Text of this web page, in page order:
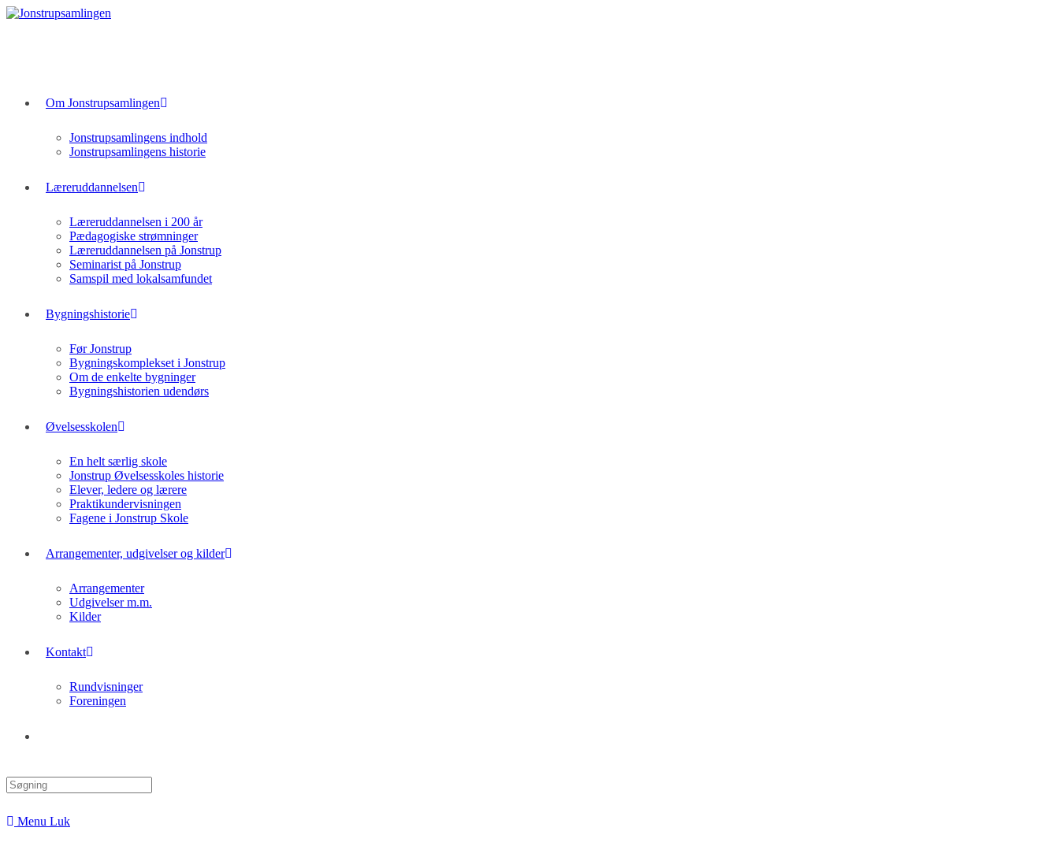
Skip
Om Jonstrupsamlingen
Jonstrupsamlingens indhold
Jonstrupsamlingens historie
Læreruddannelsen
Læreruddannelsen i 200 år
Pædagogiske strømninger
Læreruddannelsen på Jonstrup
Seminarist på Jonstrup
Samspil med lokalsamfundet
Bygningshistorie
Før Jonstrup
Bygningskomplekset i Jonstrup
Om de enkelte bygninger
Bygningshistorien udendørs
Øvelsesskolen
En helt særlig skole
Jonstrup Øvelsesskoles historie
Elever, ledere og lærere
Praktikundervisningen
Fagene i Jonstrup Skole
Arrangementer, udgivelser og kilder
Arrangementer
Udgivelser m.m.
Kilder
Kontakt
Rundvisninger
Foreningen
website
Menu Luk